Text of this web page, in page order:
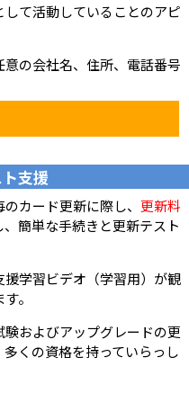
て活動していることのアピ
の会社名、住所、電話番号
支援
カード更新に際し、 更新料
簡単な手続きと更新テスト
学習ビデオ（学習用）が観
。
験およびアップグレードの更
くの資格を持っていらっし